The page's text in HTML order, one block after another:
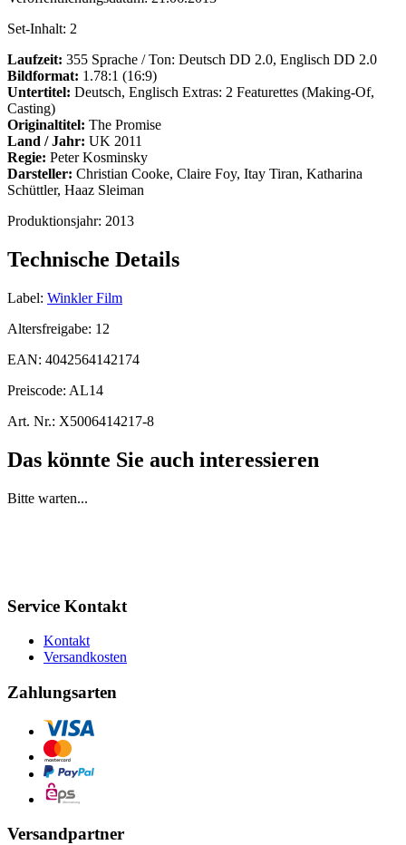
Set-Inhalt: 2
Laufzeit: 355 Sprache / Ton: Deutsch DD 2.0, Englisch DD 2.0
Bildformat: 1.78:1 (16:9)
Untertitel: Deutsch, Englisch Extras: 2 Featurettes (Making-Of,
Casting)
Originaltitel: The Promise
Land / Jahr: UK 2011
Regie: Peter Kosminsky
Darsteller: Christian Cooke, Claire Foy, Itay Tiran, Katharina
Schüttler, Haaz Sleiman
Produktionsjahr: 2013
Technische Details
Label: Winkler Film
Altersfreigabe: 12
EAN: 4042564142174
Preiscode: AL14
Art. Nr.: X5006414217-8
Das könnte Sie auch interessieren
Bitte warten...
Service Kontakt
Kontakt
Versandkosten
Zahlungsarten
Versandpartner